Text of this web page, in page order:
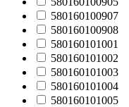
580160100907
580160100908
580160101001
580160101002
580160101003
580160101004
580160101005